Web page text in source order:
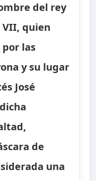
del rey
VII, quien
las
y su lugar
José
de
una